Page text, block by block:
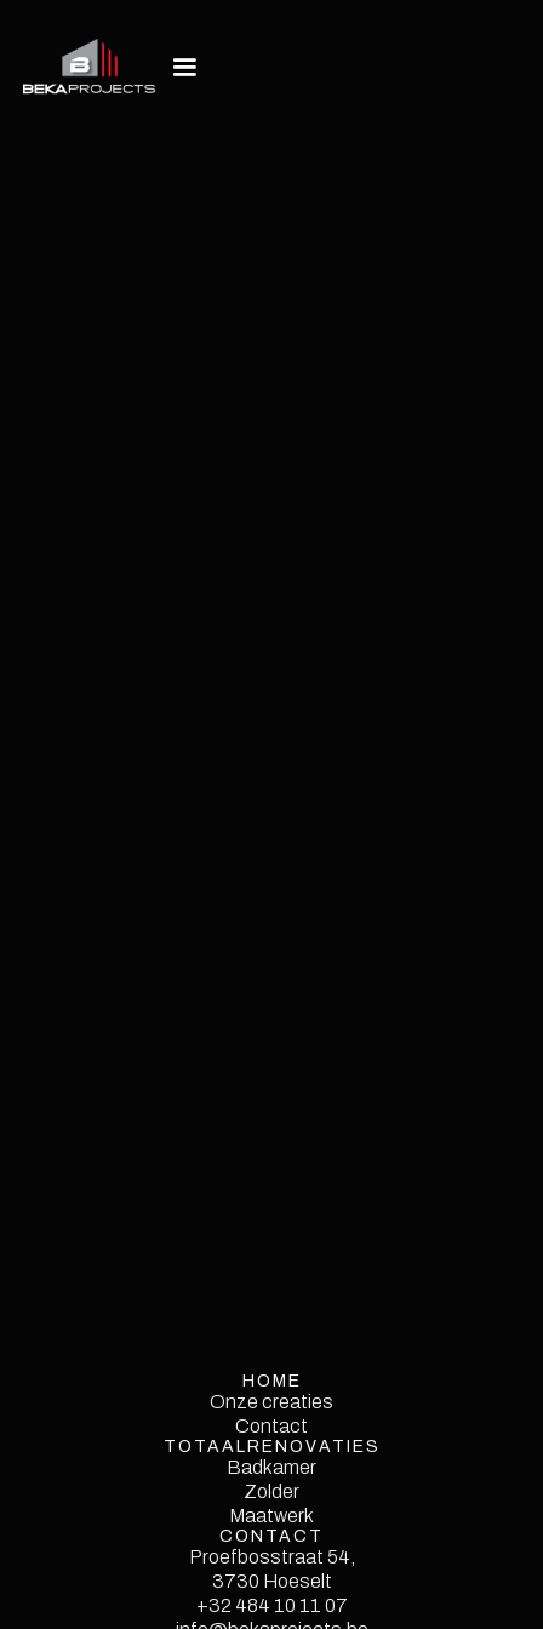
HOME
Onze creaties
Onze creaties
Contact
Contact
Service
Single
TOTAALRENOVATIES
Badkamer
Zolder
Maatwerk
CONTACT
Proefbosstraat 54,
3730 Hoeselt
Style Guide
+32 484 10 11 07